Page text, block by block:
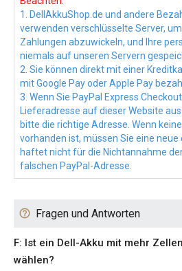
1. DellAkkuShop.de und andere
verwenden verschlüsselte Server,
Zahlungen abzuwickeln, und Ihre
niemals auf unseren Servern
2. Sie können direkt mit einer
mit Google Pay oder Apple Pay
3. Wenn Sie PayPal Express
Lieferadresse auf dieser Website
bitte die richtige Adresse. Wenn
vorhanden ist, müssen Sie eine neue
haftet nicht für die Nichtannahme
falschen PayPal-Adresse.
Fragen und Antworten
F: Ist ein Dell-Akku mit mehr
wählen?